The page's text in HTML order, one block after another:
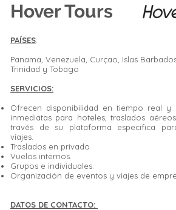
Hover Tours
PAÍSES:
Panama, Venezuela, Curçao, Islas
Trinidad y Tobago
SERVICIOS:
Ofrecen disponibilidad en tiempo real y
inmediatas para hoteles, traslados
través de su plataforma especifica
viajes.
Traslados en privado
Vuelos internos.
Grupos e individuales.
Organización de eventos y viajes de
DATOS DE CONTACTO: